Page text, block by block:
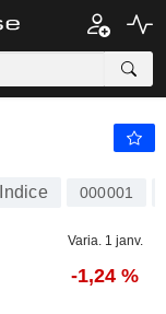
Indice 000001
Varia. 1 janv.
-1,24 %